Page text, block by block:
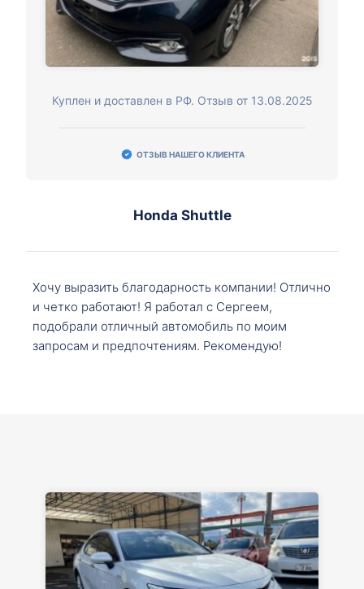
Куплен и доставлен в РФ. Отзыв от 13.08.2025
ОТЗЫВ НАШЕГО КЛИЕНТА
Honda Shuttle
Хочу выразить благодарность компании! Отлично
и четко работают! Я работал с Сергеем,
подобрали отличный автомобиль по моим
запросам и предпочтениям. Рекомендую!